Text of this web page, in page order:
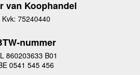
van Koophandel
Kvk: 75240440
nummer
860203633 B01
0541 545 456